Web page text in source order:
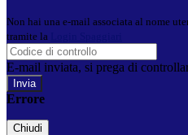
Non hai una e-mail associata al nome
tramite la
E-mail inviata, si prega di
Errore
Chiudi